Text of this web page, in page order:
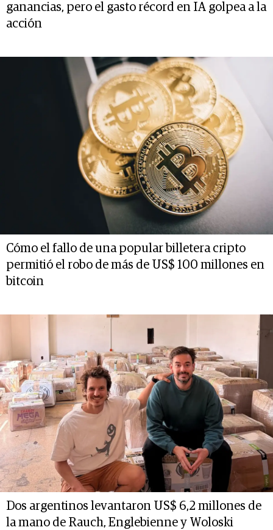
ganancias, pero el gasto récord en IA golpea a la
acción
Cómo el fallo de una popular billetera cripto
permitió el robo de más de US$ 100 millones en
bitcoin
Dos argentinos levantaron US$ 6,2 millones de
la mano de Rauch, Englebienne y Woloski